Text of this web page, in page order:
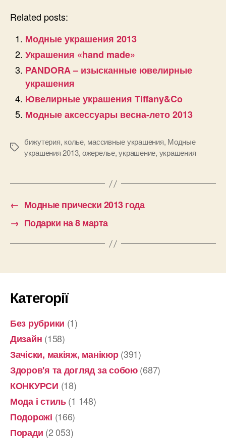
Related posts:
Модные украшения 2013
Украшения «hand made»
PANDORA – изысканные ювелирные
украшения
Ювелирные украшения Tiffany&Co
Модные аксессуары весна-лето 2013
Позначки
бижутерия, колье, массивные украшения, Модные
украшения 2013, ожерелье,украшение, украшения
← Модные прически 2013 года
→ Подарки на 8 марта
Категорії
Без рубрики (1)
Дизайн (158)
Зачіски, макіяж, манікюр(391)
Здоров'я та догляд за собою(687)
КОНКУРСИ (18)
Мода і стиль(1 148)
Подорожі (166)
Поради (2 053)